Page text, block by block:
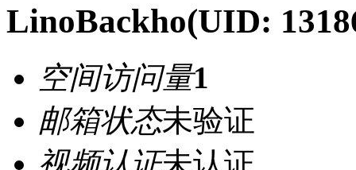
LinoBackho(UID:
空间访问量1
邮箱状态未验证
视频认证未认证